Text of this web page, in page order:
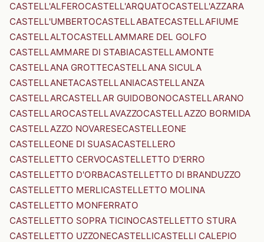
CASTELL'ALFEROCASTELL'ARQUATOCASTELL'AZZARA
CASTELL'UMBERTOCASTELLABATECASTELLAFIUME
CASTELLALTOCASTELLAMMARE DEL GOLFO
CASTELLAMMARE DI STABIACASTELLAMONTE
CASTELLANA GROTTECASTELLANA SICULA
CASTELLANETACASTELLANIACASTELLANZA
CASTELLARCASTELLAR GUIDOBONOCASTELLARANO
CASTELLAROCASTELLAVAZZOCASTELLAZZO BORMIDA
CASTELLAZZO NOVARESECASTELLEONE
CASTELLEONE DI SUASACASTELLERO
CASTELLETTO CERVOCASTELLETTO D'ERRO
CASTELLETTO D'ORBACASTELLETTO DI BRANDUZZO
CASTELLETTO MERLICASTELLETTO MOLINA
CASTELLETTO MONFERRATO
CASTELLETTO SOPRA TICINOCASTELLETTO STURA
CASTELLETTO UZZONECASTELLICASTELLI CALEPIO